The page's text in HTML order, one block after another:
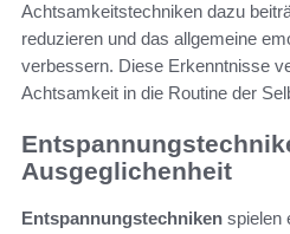
Achtsamkeitstechniken dazu
reduzieren und das allgemeine
verbessern. Diese Erkenntnisse
Achtsamkeit in die Routine der
Ausgeglichenheit
Entspannungstechniken spielen